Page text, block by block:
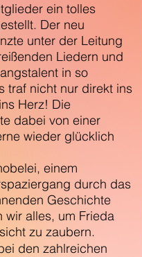
ein tolles
Der neu
unter der Leitung
Liedern und
in so
traf nicht nur direkt ins
Herz! Die
dabei von einer
wieder glücklich
einem
durch das
Geschichte
wir alles, um Frieda
zu zaubern.
den zahlreichen